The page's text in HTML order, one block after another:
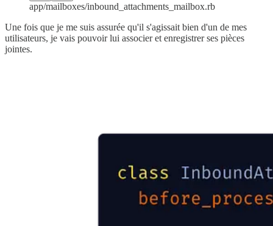
app/mailboxes/inbound_attachments_mailbox.rb
Une fois que je me suis assurée qu'il s'agissait bien d'un de mes
utilisateurs, je vais pouvoir lui associer et enregistrer ses pièces
jointes.